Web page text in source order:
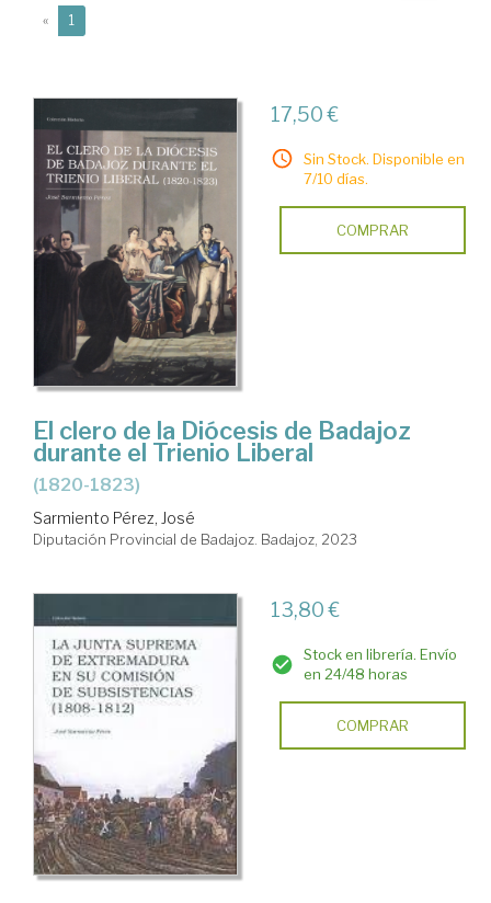
« 1
17,50 €
Sin Stock. Disponible en
7/10 días.
COMPRAR
El clero de la Diócesis de Badajoz
durante el Trienio Liberal
(1820-1823)
Sarmiento Pérez, José
Diputación Provincial de Badajoz. Badajoz, 2023
13,80 €
Stock en librería. Envío
en 24/48 horas
COMPRAR